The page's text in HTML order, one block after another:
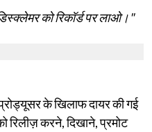
को रिकॉर्ड पर लाओ।"
के खिलाफ दायर की गई
रिलीज़ करने, दिखाने, प्रमोट